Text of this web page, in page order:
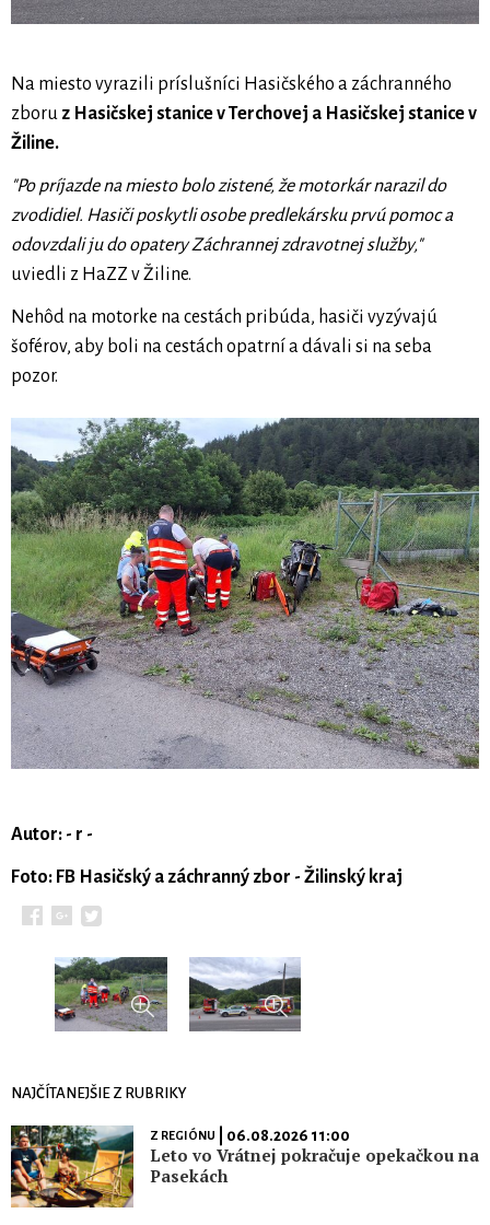
Na miesto vyrazili príslušníci Hasičského a záchranného
zboru z Hasičskej stanice v Terchovej a Hasičskej stanice v
Žiline.
"Po príjazde na miesto bolo zistené, že motorkár narazil do
zvodidiel. Hasiči poskytli osobe predlekársku prvú pomoc a
odovzdali ju do opatery Záchrannej zdravotnej služby,"
uviedli z HaZZ v Žiline.
Nehôd na motorke na cestách pribúda, hasiči vyzývajú
šoférov, aby boli na cestách opatrní a dávali si na seba
pozor.
Autor: - r -
Foto: FB Hasičský a záchranný zbor - Žilinský kraj
NAJČÍTANEJŠIE Z RUBRIKY
Z REGIÓNU | 06.08.2026 11:00
Leto vo Vrátnej pokračuje opekačkou na
Pasekách